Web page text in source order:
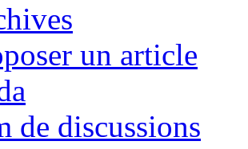
un article
de discussions